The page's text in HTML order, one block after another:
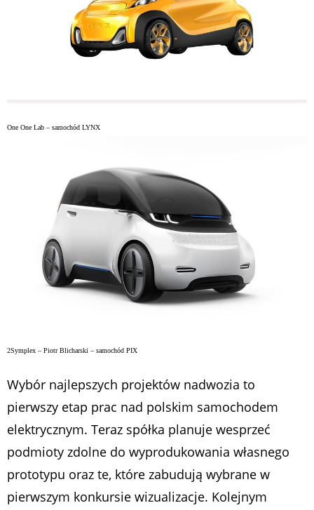
One One Lab – samochód LYNX
2Symplex – Piotr Blicharski – samochód PIX
Wybór najlepszych projektów nadwozia to
pierwszy etap prac nad polskim samochodem
elektrycznym. Teraz spółka planuje wesprzeć
podmioty zdolne do wyprodukowania własnego
prototypu oraz te, które zabudują wybrane w
pierwszym konkursie wizualizacje. Kolejnym